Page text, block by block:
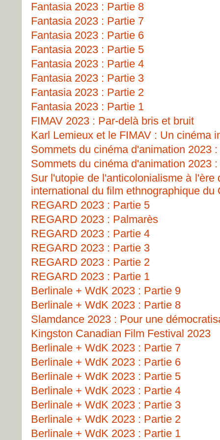
Fantasia 2023 : Partie 8
Fantasia 2023 : Partie 7
Fantasia 2023 : Partie 6
Fantasia 2023 : Partie 5
Fantasia 2023 : Partie 4
Fantasia 2023 : Partie 3
Fantasia 2023 : Partie 2
Fantasia 2023 : Partie 1
FIMAV 2023 : Par-delà bris et bruit
Karl Lemieux et le FIMAV : Un cinéma
Sommets du cinéma d'animation 2023
Sommets du cinéma d'animation 2023
Sur l'utopie de l'anticolonialisme à
international du film ethnographique du
REGARD 2023 : Partie 5
REGARD 2023 : Palmarès
REGARD 2023 : Partie 4
REGARD 2023 : Partie 3
REGARD 2023 : Partie 2
REGARD 2023 : Partie 1
Berlinale + WdK 2023 : Partie 9
Berlinale + WdK 2023 : Partie 8
Slamdance 2023 : Pour une
Kingston Canadian Film Festival 2023
Berlinale + WdK 2023 : Partie 7
Berlinale + WdK 2023 : Partie 6
Berlinale + WdK 2023 : Partie 5
Berlinale + WdK 2023 : Partie 4
Berlinale + WdK 2023 : Partie 3
Berlinale + WdK 2023 : Partie 2
Berlinale + WdK 2023 : Partie 1